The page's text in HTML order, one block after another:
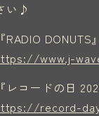
い♪
RADIO DONUTS
www.j-
レコードの日
record-